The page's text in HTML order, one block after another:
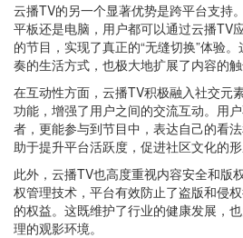
云播TV的另一个显著优势是跨平台支持
平板还是电脑，用户都可以通过云播TV
的节目，实现了真正的“无缝切换”体验
奏的生活方式，也极大地扩展了内容的触
在互动性方面，云播TV积极融入社交元
功能，增强了用户之间的交流互动。用
者，更能参与到节目中，表达自己的看
助于提升平台活跃度，促进社区文化的形
此外，云播TV也高度重视内容安全和版
权管理技术，平台有效防止了盗版和侵
的权益。这既维护了行业的健康发展，
理的观影环境。